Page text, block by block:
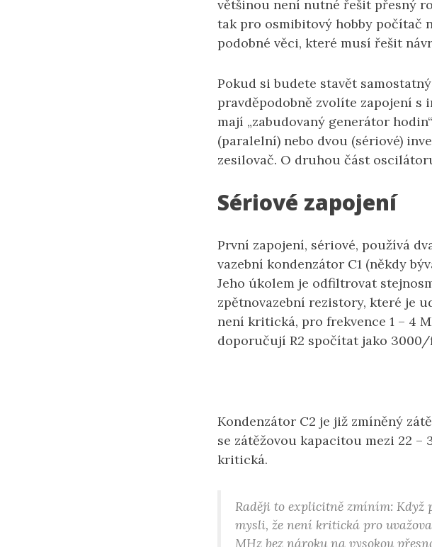
většinou není nutné řešit přesný
tak pro osmibitový hobby počítač
podobné věci, které musí řešit
Pokud si budete stavět
pravděpodobně zvolíte zapojení s
mají „zabudovaný generátor
(paralelní) nebo dvou (sériové)
zesilovač. O druhou část
Sériové zapojení
První zapojení, sériové, používá
vazební kondenzátor C1 (někdy
Jeho úkolem je odfiltrovat
zpětnovazební rezistory, které je
není kritická, pro frekvence 1 – 4
doporučují R2 spočítat jako 3000/
Kondenzátor C2 je již zmíněný
se zátěžovou kapacitou mezi 22 –
kritická.
Raději to explicitně zmíním: Když
mysli, že není kritická pro
MHz bez nároku na vysokou